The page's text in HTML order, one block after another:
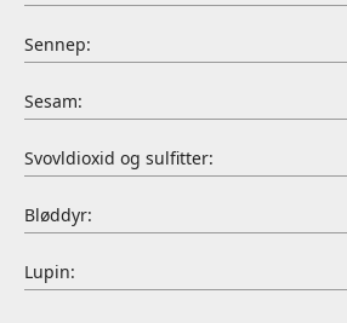
Sennep:
Sesam:
Svovldioxid og sulfitter:
Bløddyr:
Lupin: